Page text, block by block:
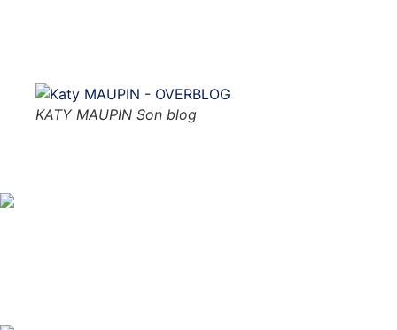
KATY MAUPIN Son blog